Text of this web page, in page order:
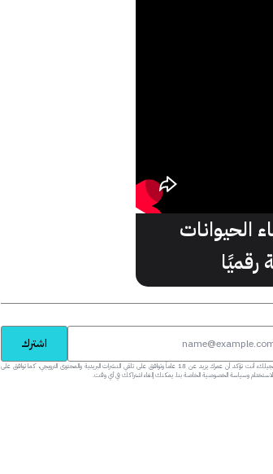
الحيوانات
رقميًا
اشترك
عبر تسجيلك، أنت تؤكد أن عمرك يزيد عن 18 عاماً وتوافق على تلقي النشرات البريدية والمحتوى الترويجي، كما توافق على
وسياسة الخصوصية الخاصة بنا. يمكنك إلغاء اشتراكك في أي وقت.